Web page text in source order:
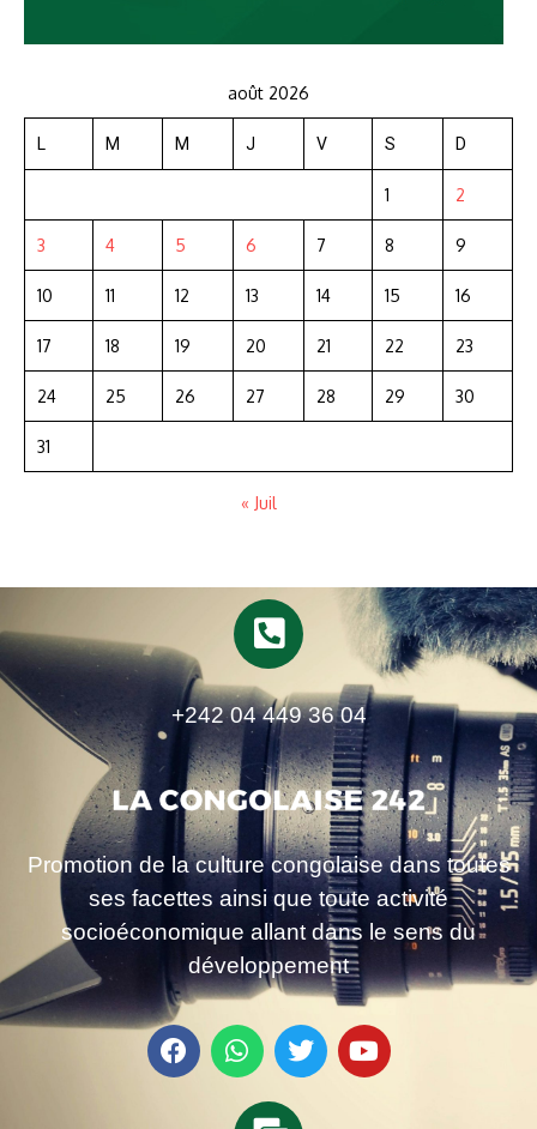
août 2026
L M M J V S D
1 2
3 4 5 6 7 8 9
10 11 12 13 14 15 16
17 18 19 20 21 22 23
24 25 26 27 28 29 30
31
« Juil
+242 04 449 36 04
Promotion de la culture congolaise dans toutes
ses facettes ainsi que toute activité
socioéconomique allant dans le sens du
développement